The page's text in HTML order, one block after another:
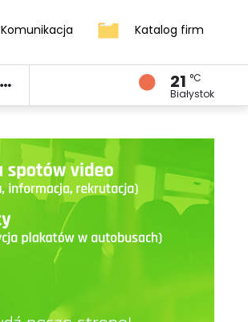
Komunikacja Katalog firm
21 °C
Białystok